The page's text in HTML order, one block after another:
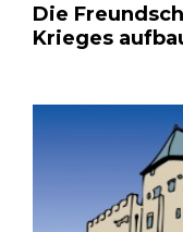
Die
Krieges